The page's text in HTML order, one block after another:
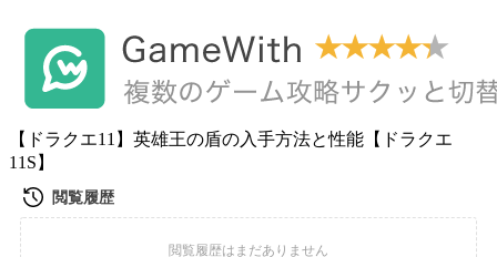
【ドラクエ11】英雄王の盾の入手方法と性能【ドラクエ
11S】